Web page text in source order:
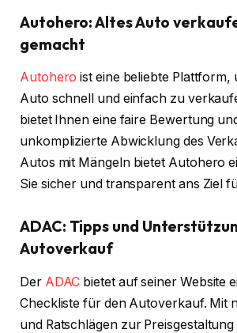
Autohero: Altes Auto
gemacht
Autohero ist eine beliebte Plattform,
Auto schnell und einfach zu
bietet Ihnen eine faire Bewertung
unkomplizierte Abwicklung des
Autos mit Mängeln bietet Autohero
Sie sicher und transparent ans Ziel
ADAC: Tipps und
Autoverkauf
Der ADAC bietet auf seiner Website
Checkliste für den Autoverkauf. Mit
und Ratschlägen zur